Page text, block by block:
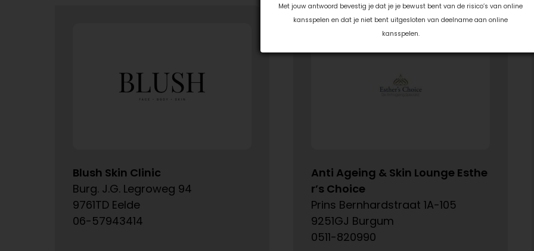
Met jouw antwoord bevestig je dat je je bewust bent van de risico’s van online
kansspelen en dat je niet bent uitgesloten van deelname aan online
kansspelen.
Blush Skin Clinic
Burg. J.G. Legroweg 94
9761TD Eelde
06-57943414
Anti Ageing & Skin Lounge Esthe
r’s Choice
Prins Bernhardstraat 1A-105
9251GJ Burgum
0511-820990